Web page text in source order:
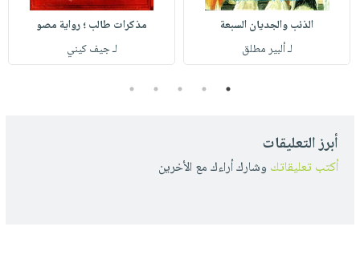
الذئب والجديان السبعة
لـ ألبير مطلق
مذكرات طالب ؛ رواية مصو
لـ جيف كيني
1
2
3
4
5
أبرز التعليقات
أكتب تعليقاتك وشارك أراءك مع الأخرين